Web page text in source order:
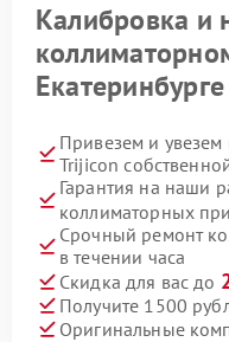
Калибровка и
Екатеринбурге
Привезем и
Trijicon
Гарантия на наши
коллиматорных
Срочный ремонт
в течении часа
Скидка для вас до
Получите 1500
Оригинальные